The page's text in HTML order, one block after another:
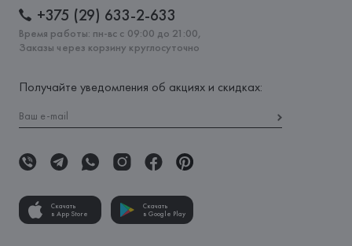
+375 (29) 633-2-633
Время работы: пн-вс с 09:00 до 21:00,
Заказы через корзину круглосуточно
Получайте уведомления об акциях и скидках:
Скачать
в App Store
Скачать
в Google Play